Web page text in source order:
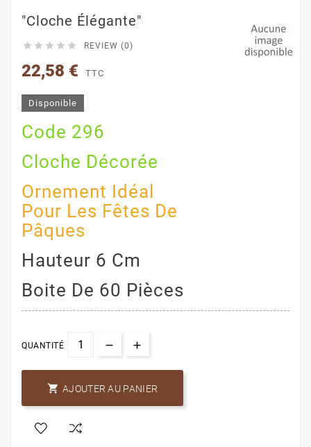
"cloche Élégante"
     REVIEW (0)
22,58 € TTC
Disponible
Code 296
Cloche Décorée
Ornement Idéal
Pour Les Fêtes De
Pâques
Hauteur 6 Cm
Boite De 60 Pièces
QUANTITÉ
 AJOUTER AU PANIER